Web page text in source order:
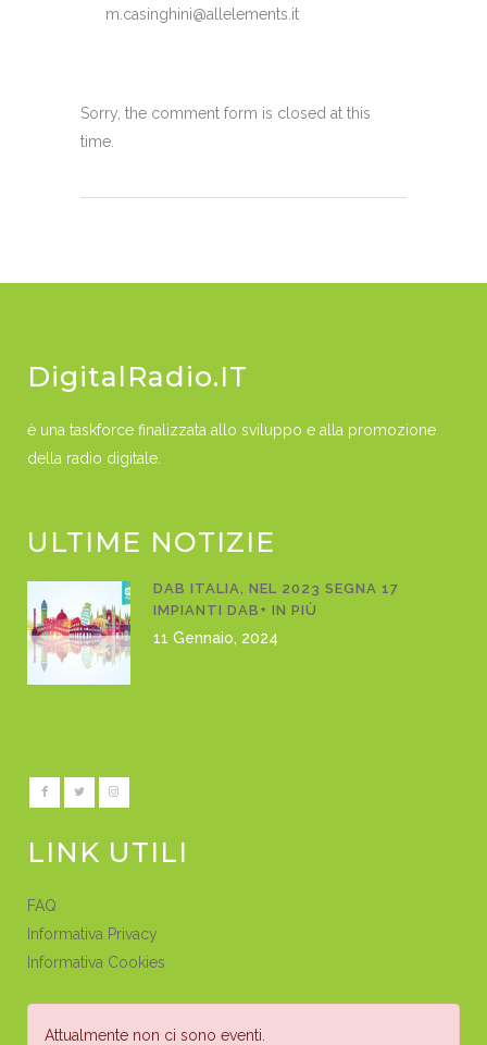
m.casinghini@allelements.it
Sorry, the comment form is closed at this
time.
DigitalRadio.IT
è una taskforce finalizzata allo sviluppo e alla promozione
della radio digitale.
ULTIME NOTIZIE
DAB ITALIA, NEL 2023 SEGNA 17
IMPIANTI DAB+ IN PIÙ
11 Gennaio, 2024
LINK UTILI
FAQ
Informativa Privacy
Informativa Cookies
Attualmente non ci sono eventi.